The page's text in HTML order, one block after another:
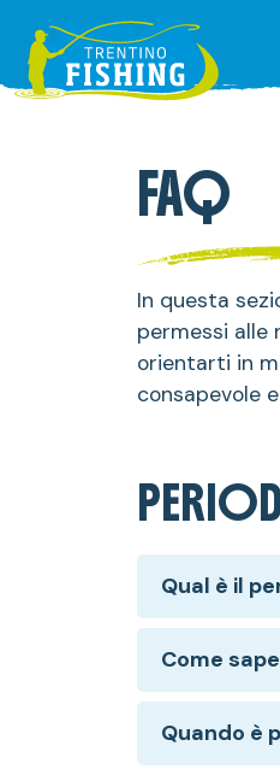
FAQ
In questa
permessi alle
orientarti in
consapevole
Qual è il
Come
Quando è